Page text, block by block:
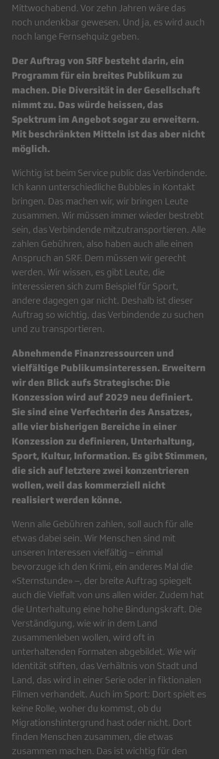
Mittwochabend. Vor zehn Jahren wäre das
noch undenkbar gewesen. Und ja, es wird auch
noch lange Fernsehquiz geben.
Der Auftrag von SRF besteht darin, ein
Programm für ein breites Publikum zu
machen. Die Diversität in der Gesellschaft
nimmt zu. Das würde heissen, das
Spektrum im Angebot sogar zu erweitern.
Mit beschränkten Mitteln ist das aber nicht
möglich.
Wichtig ist beim Service public das Verbindende.
Ich kann unterschiedliche Bubbles in Kontakt
bringen. Das machen wir, wir bringen Leute
zusammen. Wir müssen immer wieder bestrebt
sein, das Verbindende mitzutransportieren. Alle
zahlen Gebühren, also haben auch alle einen
Anspruch an SRF. Dem müssen wir gerecht
werden. Wir wissen, es gibt Leute, die
interessieren sich zum Beispiel für Sport,
andere dagegen gar nicht. Deshalb ist dieser
Auftrag so wichtig, das Verbindende zu suchen
und zu transportieren.
Abnehmende Finanzressourcen und
vielfältige Publikumsinteressen. Erweitern
wir den Blick aufs Strategische: Die
Konzession wird auf 2029 neu definiert.
Sie sind eine Verfechterin des Ansatzes,
alle vier bisherigen Bereiche in einer
Konzession zu definieren, Unterhaltung,
Sport, Kultur, Information. Es gibt Stimmen,
die sich auf letztere zwei konzentrieren
wollen, weil das kommerziell nicht
realisiert werden könne.
Wenn alle Gebühren zahlen, soll auch für alle
etwas dabei sein. Wir Menschen sind mit
unseren Interessen vielfältig – einmal
bevorzuge ich den Krimi, ein anderes Mal die
«Sternstunde» –, der breite Auftrag spiegelt
auch die Vielfalt von uns allen wider. Zudem hat
die Unterhaltung eine hohe Bindungskraft. Die
Verständigung, wie wir in dem Land
zusammenleben wollen, wird oft in
unterhaltenden Formaten abgebildet. Wie wir
Identität stiften, das Verhältnis von Stadt und
Land, das wird in einer Serie oder in fiktionalen
Filmen verhandelt. Auch im Sport: Dort spielt es
keine Rolle, woher du kommst, ob du
Migrationshintergrund hast oder nicht. Dort
finden Menschen zusammen, die etwas
zusammen machen. Das ist wichtig für den